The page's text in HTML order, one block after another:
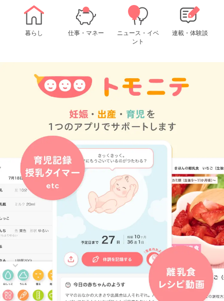
暮らし 仕事・マネー
ニュース・イベ
ント
連載・体験談